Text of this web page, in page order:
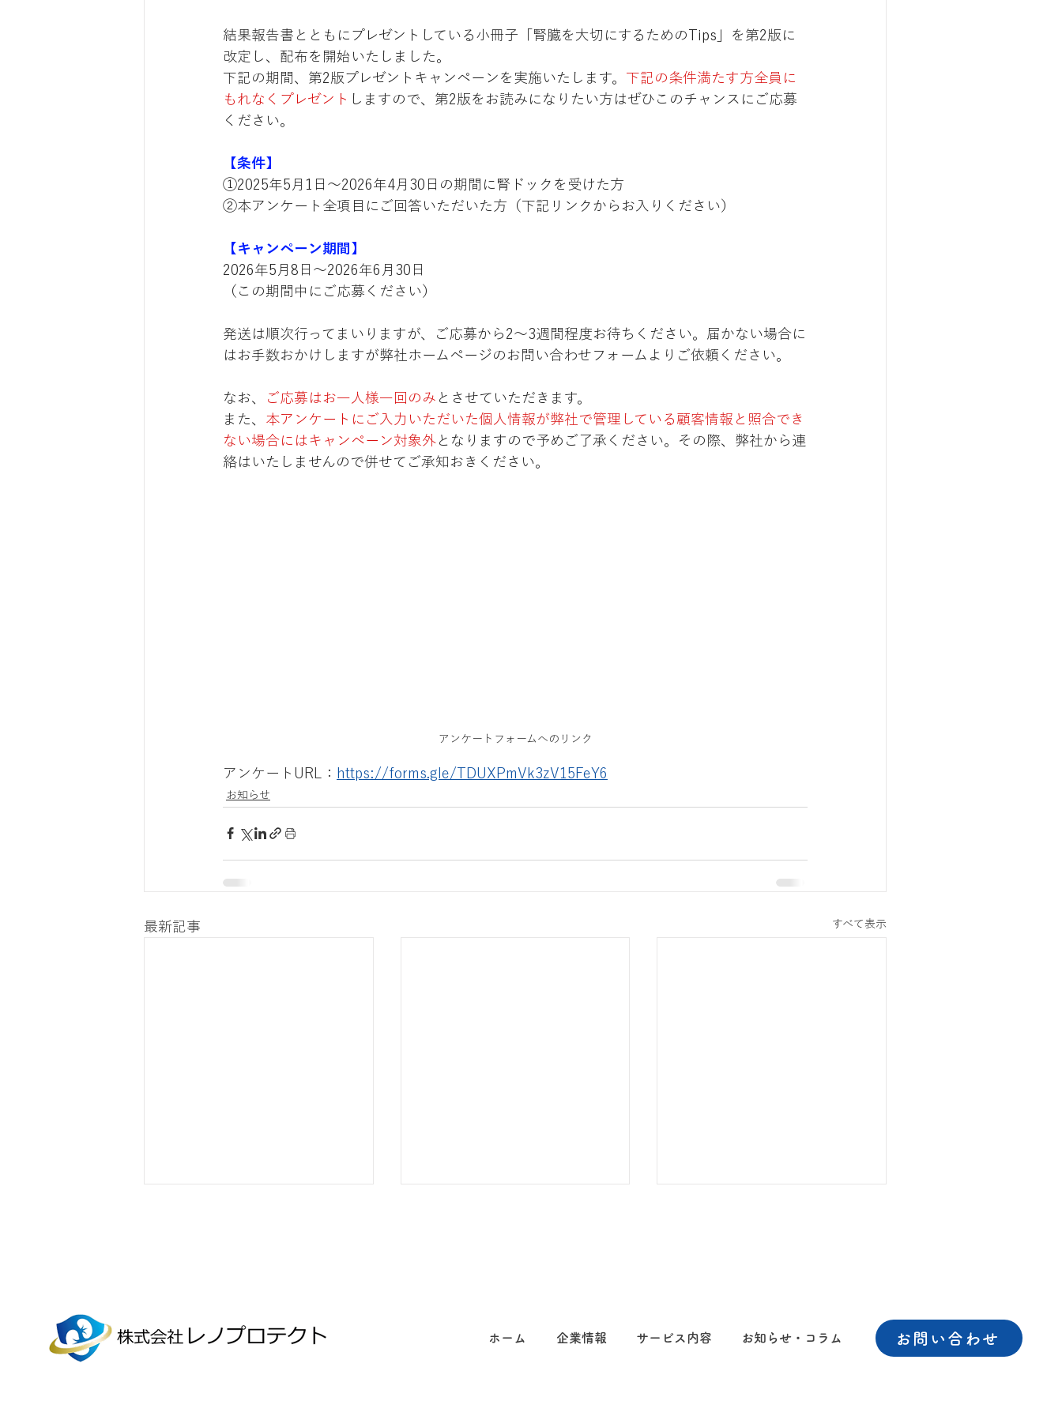
結果報告書とともにプレゼントしている小冊子「腎臓を大切にするためのTips」を第2版に
改定し、配布を開始いたしました。
下記の期間、第2版プレゼントキャンペーンを実施いたします。 下記の条件満たす方全員に
もれなくプレゼント しますので、第2版をお読みになりたい方はぜひこのチャンスにご応募
ください。
【条件】
①2025年5月1日～2026年4月30日の期間に腎ドックを受けた方
②本アンケート全項目にご回答いただいた方（下記リンクからお入りください）
【キャンペーン期間】
2026年5月8日～2026年6月30日
（この期間中にご応募ください）
発送は順次行ってまいりますが、ご応募から2～3週間程度お待ちください。届かない場合に
はお手数おかけしますが弊社ホームページのお問い合わせフォームよりご依頼ください。
なお、 ご応募はお一人様一回のみ とさせていただきます。
また、 本アンケートにご入力いただいた個人情報が弊社で管理している顧客情報と照合でき
ない場合にはキャンペーン対象外 となりますので予めご了承ください。その際、弊社から連
絡はいたしませんので併せてご承知おきください。
アンケートフォームへのリンク
アンケートURL： https://forms.gle/TDUXPmVk3zV15FeY6
お知らせ
最新記事 すべて表示
バリューHR「カフェテリア
腎臓に特化した検査サービス
江東微生物研究所を介して弊
ホーム 企業情報 サービス内容 お知らせ・コラム お問い合わせ